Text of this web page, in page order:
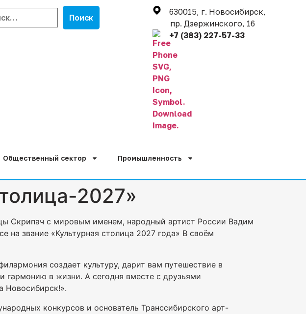
630015, г. Новосибирск,
пр. Дзержинского, 16
+7 (383) 227-57-33
Общественный сектор Промышленность
2027»
Скрипач с мировым именем, народный артист России Вадим
на звание «Культурная столица 2027 года» В своём
создает культуру, дарит вам путешествие в
гармонию в жизни. А сегодня вместе с друзьями
Новосибирск!».
конкурсов и основатель Транссибирского арт-